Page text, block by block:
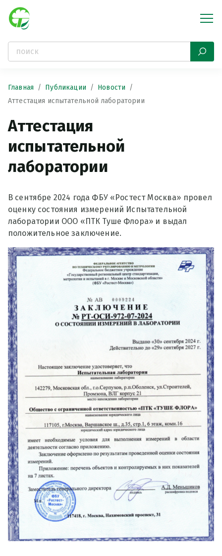
Главная Публикации
Новости
Аттестация испытательной лаборатории
Аттестация
испытательной
лаборатории
В сентябре 2024 года ФБУ «Ростест Москва» провел
оценку состояния измерений Испытательной
лаборатории ООО «ПТК Туше Флора» и выдал
положительное заключение.